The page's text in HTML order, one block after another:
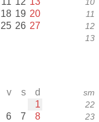
18 19 20
25 26 27
11
12
13
v s d
1
6 7 8
sm
22
23